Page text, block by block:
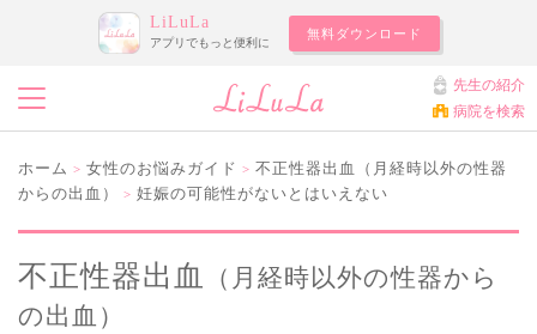
LiLuLa
アプリでもっと便利に
無料ダウンロード
先生の紹介
病院を検索
ホーム > 女性のお悩みガイド > 不正性器出血（月経時以外の性器
からの出血）
> 妊娠の可能性がないとはいえない
不正性器出血
（月経時以外の性器から
の出血）